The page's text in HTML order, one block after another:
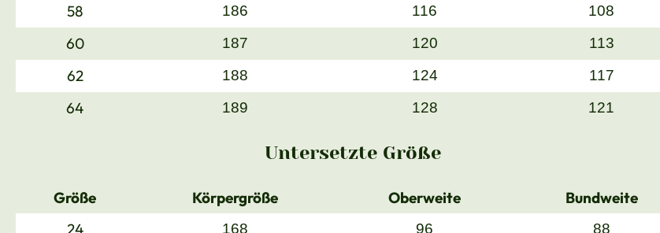
58 186 116 108
60 187 120 113
62 188 124 117
64 189 128 121
Untersetzte Größe
Größe Körpergröße Oberweite
Bundweite
24
168 96 88